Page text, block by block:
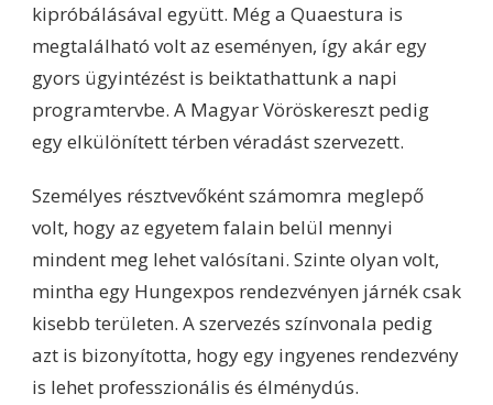
kipróbálásával együtt. Még a Quaestura is
megtalálható volt az eseményen, így akár egy
gyors ügyintézést is beiktathattunk a napi
programtervbe. A Magyar Vöröskereszt pedig
egy elkülönített térben véradást szervezett.
Személyes résztvevőként számomra meglepő
volt, hogy az egyetem falain belül mennyi
mindent meg lehet valósítani. Szinte olyan volt,
mintha egy Hungexpos rendezvényen járnék csak
kisebb területen. A szervezés színvonala pedig
azt is bizonyította, hogy egy ingyenes rendezvény
is lehet professzionális és élménydús.